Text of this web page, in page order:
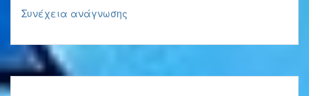
Συνέχεια ανάγνωσης